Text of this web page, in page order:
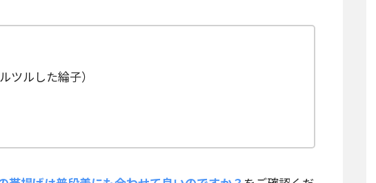
ツルした綸子）